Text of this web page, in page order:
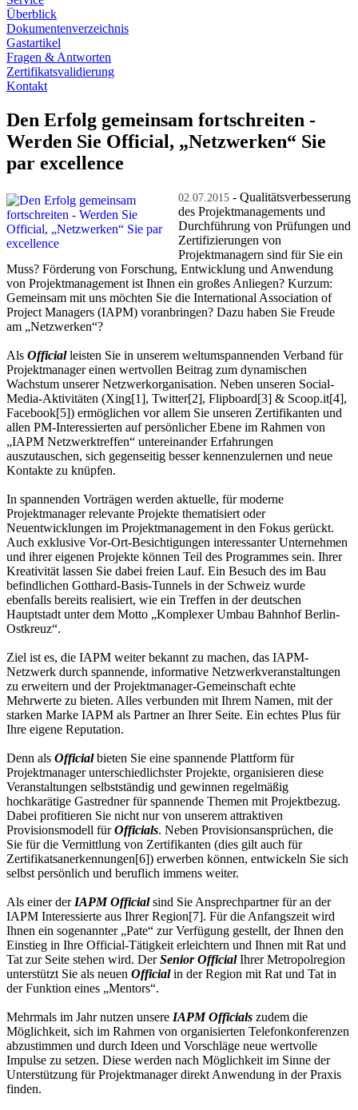
Überblick
Dokumentenverzeichnis
Gastartikel
Fragen & Antworten
Zertifikatsvalidierung
Kontakt
Den Erfolg gemeinsam fortschreiten -
Werden Sie Official, „Netzwerken“ Sie
par excellence
02.07.2015 - Qualitätsverbesserung
des Projektmanagements und
Durchführung von Prüfungen und
Zertifizierungen von
Projektmanagern sind für Sie ein
Muss? Förderung von Forschung, Entwicklung und Anwendung
von Projektmanagement ist Ihnen ein großes Anliegen? Kurzum:
Gemeinsam mit uns möchten Sie die International Association of
Project Managers (IAPM) voranbringen? Dazu haben Sie Freude
am „Netzwerken“?
Als Officialleisten Sie in unserem weltumspannenden Verband für
Projektmanager einen wertvollen Beitrag zum dynamischen
Wachstum unserer Netzwerkorganisation. Neben unseren Social-
Media-Aktivitäten (Xing[1], Twitter[2], Flipboard[3] & Scoop.it[4],
Facebook[5]) ermöglichen vor allem Sie unseren Zertifikanten und
allen PM-Interessierten auf persönlicher Ebene im Rahmen von
„IAPM Netzwerktreffen“ untereinander Erfahrungen
auszutauschen, sich gegenseitig besser kennenzulernen und neue
Kontakte zu knüpfen.
In spannenden Vorträgen werden aktuelle, für moderne
Projektmanager relevante Projekte thematisiert oder
Neuentwicklungen im Projektmanagement in den Fokus gerückt.
Auch exklusive Vor-Ort-Besichtigungen interessanter Unternehmen
und ihrer eigenen Projekte können Teil des Programmes sein. Ihrer
Kreativität lassen Sie dabei freien Lauf. Ein Besuch des im Bau
befindlichen Gotthard-Basis-Tunnels in der Schweiz wurde
ebenfalls bereits realisiert, wie ein Treffen in der deutschen
Hauptstadt unter dem Motto „Komplexer Umbau Bahnhof Berlin-
Ostkreuz“.
Ziel ist es, die IAPM weiter bekannt zu machen, das IAPM-
Netzwerk durch spannende, informative Netzwerkveranstaltungen
zu erweitern und der Projektmanager-Gemeinschaft echte
Mehrwerte zu bieten. Alles verbunden mit Ihrem Namen, mit der
starken Marke IAPM als Partner an Ihrer Seite. Ein echtes Plus für
Ihre eigene Reputation.
Denn als Officialbieten Sie eine spannende Plattform für
Projektmanager unterschiedlichster Projekte, organisieren diese
Veranstaltungen selbstständig und gewinnen regelmäßig
hochkarätige Gastredner für spannende Themen mit Projektbezug.
Dabei profitieren Sie nicht nur von unserem attraktiven
Provisionsmodell fürOfficials. Neben Provisionsansprüchen, die
Sie für die Vermittlung von Zertifikanten (dies gilt auch für
Zertifikatsanerkennungen[6]) erwerben können, entwickeln Sie sich
selbst persönlich und beruflich immens weiter.
Als einer der IAPM Officialsind Sie Ansprechpartner für an der
IAPM Interessierte aus Ihrer Region[7]. Für die Anfangszeit wird
Ihnen ein sogenannter „Pate“ zur Verfügung gestellt, der Ihnen den
Einstieg in Ihre Official-Tätigkeit erleichtern und Ihnen mit Rat und
Tat zur Seite stehen wird. DerSenior OfficialIhrer Metropolregion
unterstützt Sie als neuen Officialin der Region mit Rat und Tat in
der Funktion eines „Mentors“.
Mehrmals im Jahr nutzen unsere IAPM Officials zudem die
Möglichkeit, sich im Rahmen von organisierten Telefonkonferenzen
abzustimmen und durch Ideen und Vorschläge neue wertvolle
Impulse zu setzen. Diese werden nach Möglichkeit im Sinne der
Unterstützung für Projektmanager direkt Anwendung in der Praxis
finden.